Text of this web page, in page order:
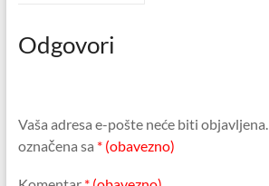
Odgovori
Vaša adresa e-pošte neće biti objavljena.
označena sa * (obavezno)